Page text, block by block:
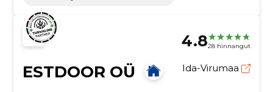
4.828 hinnangut
ESTDOOR OÜ Ida-Virumaa